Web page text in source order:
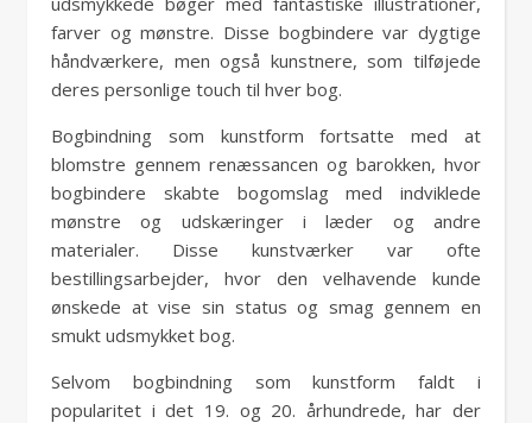
farver og mønstre. Disse bogbindere var dygtige
håndværkere, men også kunstnere, som tilføjede
deres personlige touch til hver bog.
Bogbindning som kunstform fortsatte med at
blomstre gennem renæssancen og barokken, hvor
bogbindere skabte bogomslag med indviklede
mønstre og udskæringer i læder og andre
materialer. Disse kunstværker var ofte
bestillingsarbejder, hvor den velhavende kunde
ønskede at vise sin status og smag gennem en
smukt udsmykket bog.
Selvom bogbindning som kunstform faldt i
popularitet i det 19. og 20. århundrede, har der